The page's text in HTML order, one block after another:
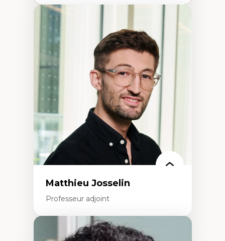
Expertises
Neuropsychiatrie et neurosciences
Direction d'essais cliniques
Analyse des politiques et pratiques en santé
mentale
Développement de protocoles d'essais
cliniques
Collaboration interfonctionnelle
Leadership en recherche clinique
Développement de cadres politiques
Collaboration avec des entreprises
pharmaceutiques
Rédaction de publications et de rapports
politiques
Enseignement et mentorat
Matthieu Josselin
Professeur adjoint
Expertises